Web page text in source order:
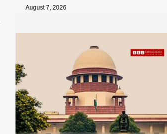
August 7, 2026